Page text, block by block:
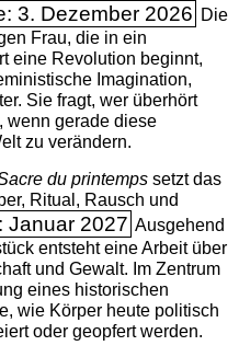
3. Dezember 2026 Die
Frau, die in ein
eine Revolution beginnt,
Imagination,
Sie fragt, wer überhört
wenn gerade diese
zu verändern.
du printempssetzt das
Ritual, Rausch und
Januar 2027 Ausgehend
entsteht eine Arbeit über
und Gewalt. Im Zentrum
eines historischen
wie Körper heute politisch
oder geopfert werden.